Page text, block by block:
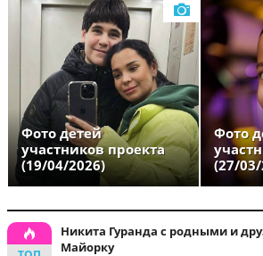
Фото детей
участников проекта
(19/04/2026)
Фото
(27/
Никита Гуранда с родными и
Майорку